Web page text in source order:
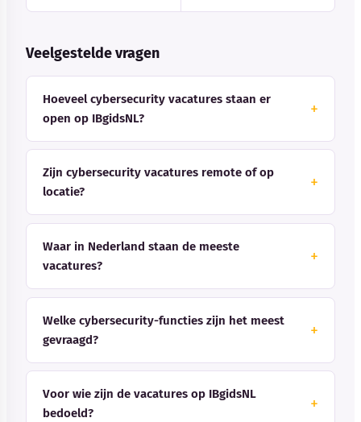
Veelgestelde vragen
Hoeveel cybersecurity vacatures staan er
open op IBgidsNL?
Zijn cybersecurity vacatures remote of op
locatie?
Waar in Nederland staan de meeste
vacatures?
Welke cybersecurity-functies zijn het meest
gevraagd?
Voor wie zijn de vacatures op IBgidsNL
bedoeld?